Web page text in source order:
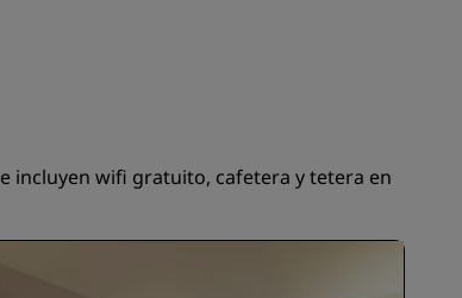
incluyen wifi gratuito, cafetera y tetera en